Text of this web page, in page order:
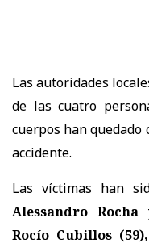
Las autoridades
de las cuatro
cuerpos han quedado
accidente.
Las víctimas han
Alessandro
Rocío Cubillos